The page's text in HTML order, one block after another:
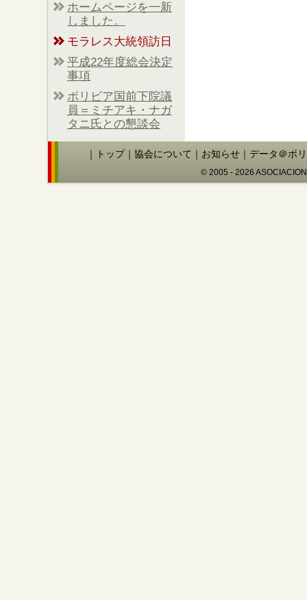
ホームページを一新
しました。
モラレス大統領訪日
平成22年度総会決定
事項
ボリビア国前下院議
員＝ミチアキ・ナガ
タニ氏との懇談会
｜ トップ｜ 協会について ｜ お知らせ ｜ データ＠ボ
© 2005 - 2026